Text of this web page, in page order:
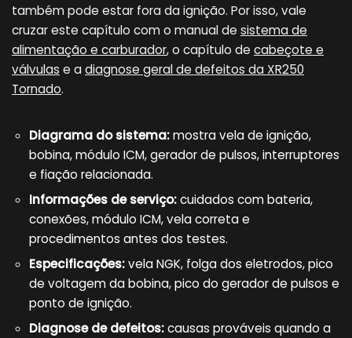
também pode estar fora da ignição. Por isso, vale
cruzar este capítulo com o manual de sistema de
alimentação e carburador, o capítulo de cabeçote e
válvulas e adiagnose geral de defeitos da XR250
Tornado.
Diagrama do sistema:mostra vela de ignição,
bobina, módulo ICM, gerador de pulsos, interruptores
e fiação relacionada.
Informações de serviço:cuidados com bateria,
conexões, módulo ICM, vela correta e
procedimentos antes dos testes.
Especificações:vela NGK, folga dos eletrodos, pico
de voltagem da bobina, pico do gerador de pulsos e
ponto de ignição.
Diagnose de defeitos:causas prováveis quando a